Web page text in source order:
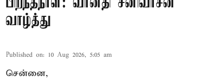
வாழ்த்து
Published on: 10 Aug 2026, 5:05 am
சென்னை,